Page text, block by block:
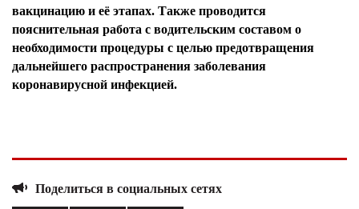
вакцинацию и её этапах. Также проводится
пояснительная работа с водительским составом о
необходимости процедуры с целью предотвращения
дальнейшего распространения заболевания
коронавирусной инфекцией.
Поделиться в социальных сетях